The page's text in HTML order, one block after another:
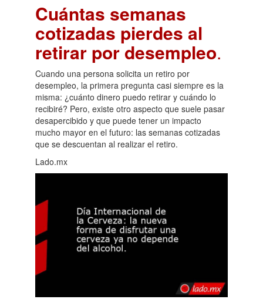
Cuántas semanas
cotizadas pierdes al
retirar por desempleo.
Cuando una persona solicita un retiro por
desempleo, la primera pregunta casi siempre es la
misma: ¿cuánto dinero puedo retirar y cuándo lo
recibiré? Pero, existe otro aspecto que suele pasar
desapercibido y que puede tener un impacto
mucho mayor en el futuro: las semanas cotizadas
que se descuentan al realizar el retiro.
Lado.mx